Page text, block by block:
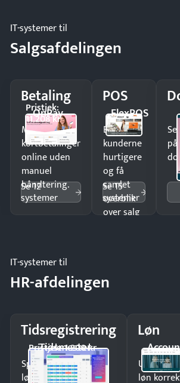
IT-systemer til
Salgsafdelingen
Betaling
OnPay
Pristjek:
11.208 kr
Modtag
kortbetalinger
online uden
manuel
håndtering.
Se 12
systemer
POS
FlexPOS
Ekspedér
kunderne
hurtigere
og få
samlet
overblik
over salg
Se 15
systemer
IT-systemer til
HR-afdelingen
Tidsregistrering
Tidsmester
Pristjek: 1.200 kr
Spar tid på
lønberegning og få
Løn
Udbetal
løn